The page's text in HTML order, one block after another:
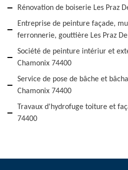
Rénovation de boiserie Les Praz
Entreprise de peinture façade,
ferronnerie, gouttière Les Praz
Société de peinture intériur et
Chamonix 74400
Service de pose de bâche et
Chamonix 74400
Travaux d'hydrofuge toiture et
74400